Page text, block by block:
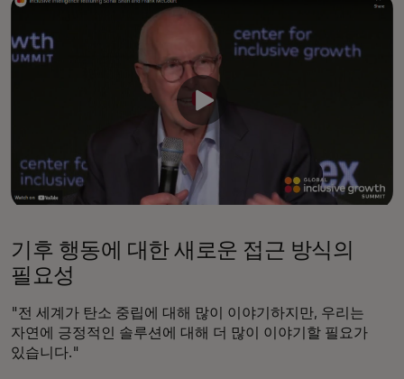
기후 행동에 대한 새로운 접근 방식의
필요성
"전 세계가 탄소 중립에 대해 많이 이야기하지만, 우리는
자연에 긍정적인 솔루션에 대해 더 많이 이야기할 필요가
있습니다."